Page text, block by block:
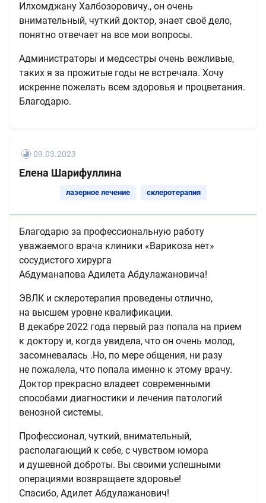
Илхомджану Халбозоровичу., он очень
внимательный, чуткий доктор, знает своё дело,
понятно отвечает на все мои вопросы.
Администраторы и медсестры очень вежливые,
таких я за прожитые годы не встречала. Хочу
искренне пожелать всем здоровья и процветания.
Благодарю.
09.03.2023
Елена Шарифуллина
лазерное лечение склеротерапия
Благодарю за профессиональную работу
уважаемого врача клиники «Варикоза нет»
сосудистого хирурга
Абдуманапова Адилета Абдулажановича!
ЭВЛК и склеротерапия проведены отлично,
на высшем уровне квалификации.
В декабре 2022 года первый раз попала на прием
к доктору и, когда увидела, что он очень молод,
засомневалась .Но, по мере общения, ни разу
не пожалела, что попала именно к этому врачу.
Доктор прекрасно владеет современными
способами диагностики и лечения патологий
венозной системы.
Профессионал, чуткий, внимательный,
располагающий к себе, с чувством юмора
и душевной доброты. Вы своими успешными
операциями возвращаете здоровье!
Спасибо, Адилет Абдулажанович!